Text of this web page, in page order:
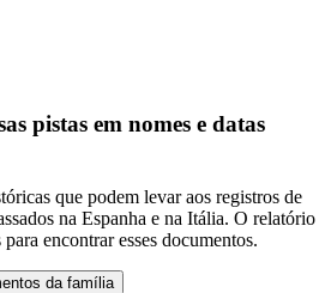
pistas em nomes e datas
que podem levar aos registros de
na Espanha e na Itália. O relatório
encontrar esses documentos.
da família